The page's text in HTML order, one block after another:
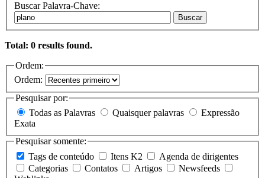
Buscar Palavra-Chave:
Buscar
Total: 0 results found.
Ordem:
Ordem:
Pesquisar por:
Todas as Palavras
Quaisquer palavras
Exata
Pesquisar somente:
Tags de conteúdo
Itens K2
Agenda de dirigentes
Categorias
Contatos Artigos
Newsfeeds